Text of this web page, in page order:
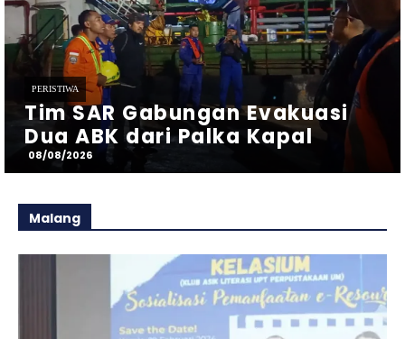
PERISTIWA
Kasus Penggelapan Uang
Homestay Majapahit
Mojokerto, Mantan Karyawan
Dilaporkan
08/08/2026
Malang